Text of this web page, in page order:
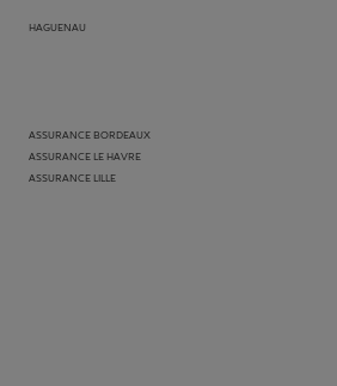
HAGUENAU
ASSURANCE BORDEAUX
ASSURANCE LE HAVRE
ASSURANCE LILLE